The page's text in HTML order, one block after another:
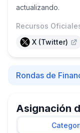
actualizando.
Recursos
X (Twitter)
Rondas de
Asignación